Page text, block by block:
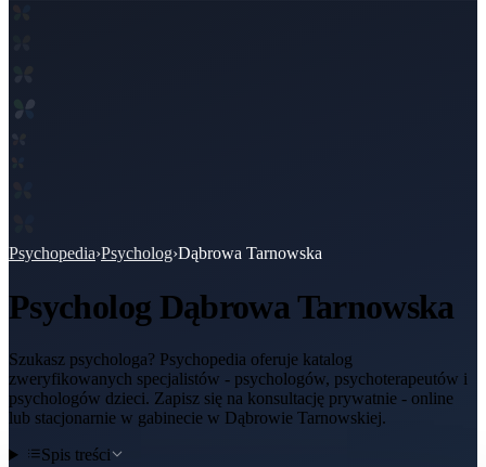
Psychopedia›Psycholog›Dąbrowa Tarnowska
Psycholog Dąbrowa Tarnowska
Szukasz psychologa? Psychopedia oferuje katalog
zweryfikowanych specjalistów - psychologów, psychoterapeutów i
psychologów dzieci. Zapisz się na konsultację prywatnie - online
lub stacjonarnie w gabinecie w Dąbrowie Tarnowskiej.
Spis treści